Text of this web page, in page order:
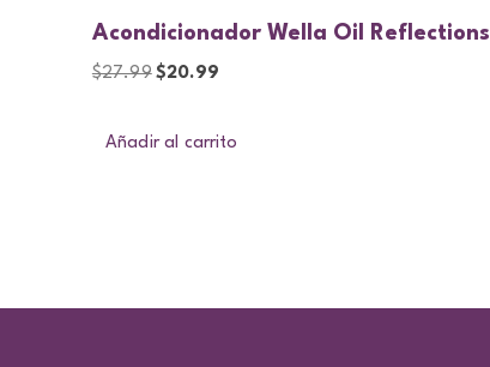
Acondicionador Wella Oil Reflections
$27.99 $20.99
Añadir al carrito